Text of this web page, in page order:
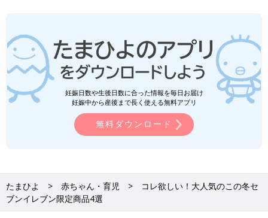
妊娠日数や生後日数に合った情報を毎日お届け
妊娠中から産後まで長く使える無料アプリ
無料ダウンロード
たまひよ 赤ちゃん・育児
コレ欲しい！大人気のこの冬セ
ブンイレブン限定商品4選